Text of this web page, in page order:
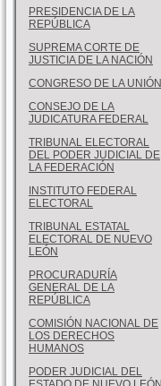
PRESIDENCIA DE LA
REPÚBLICA
SUPREMA CORTE DE
JUSTICIA DE LA NACIÓN
CONGRESO DE LA UNIÓN
CONSEJO DE LA
JUDICATURA FEDERAL
TRIBUNAL ELECTORAL
DEL PODER JUDICIAL DE
LA FEDERACIÓN
INSTITUTO FEDERAL
ELECTORAL
TRIBUNAL ESTATAL
ELECTORAL DE NUEVO
LEÓN
PROCURADURÍA
GENERAL DE LA
REPÚBLICA
COMISIÓN NACIONAL DE
LOS DERECHOS
HUMANOS
PODER JUDICIAL DEL